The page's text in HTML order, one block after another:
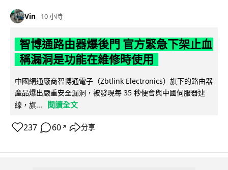
Vin 10 小時
智博通路由器爆後門 官方緊急下架止血
稱漏洞是功能在維修時使用
中國網通廠商智博通電子（Zbtlink Electronics）旗下的路由器
產品爆出嚴重安全漏洞，被發現每 35 秒便會與中國伺服器連
線，旗...
閱讀全文
237 60 ↗ 分享